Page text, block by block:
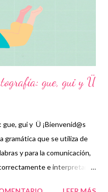
intención buscan
de todos los docentes.
...
gue, gui y Ü
gui y Ü ¡Bienvenid@s
gramática que se utiliza de
y para la comunicación,
e interpretar